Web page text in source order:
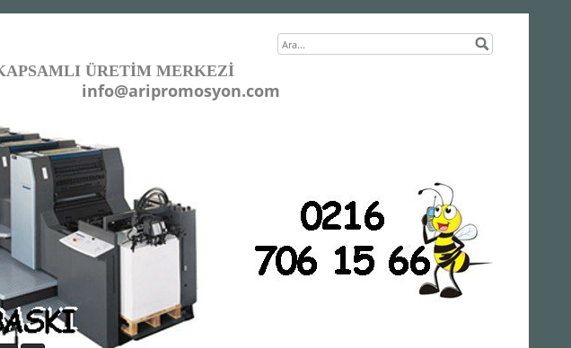
ÜRETİM MERKEZİ
info@aripromosyon.com